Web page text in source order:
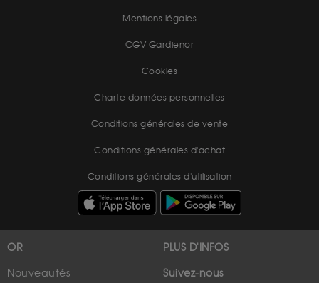
Mentions légales
CGV Gardienor
Cookies
Charte données personnelles
Conditions générales de vente
Conditions générales d'achat
Conditions générales d'utilisation
OR
Nouveautés
PLUS D'INFOS
Suivez-nous